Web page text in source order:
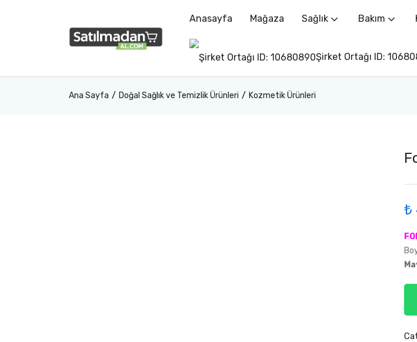
Anasayfa Mağaza Sağlık Bakım
Şirket Ortağı ID:
Ana Sayfa Doğal Sağlık ve Temizlik Ürünleri Kozmetik Ürünleri
₺